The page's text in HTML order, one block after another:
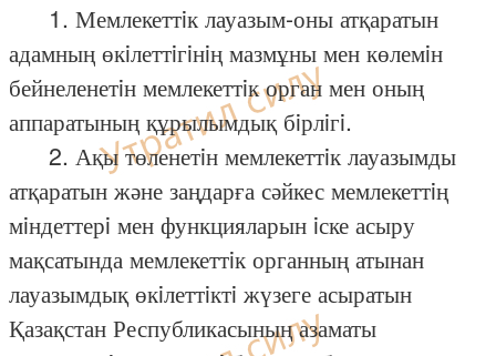
1. Мемлекеттiк лауазым-оны атқаратын
адамның өкiлеттiгiнiң мазмұны мен көлемiн
бейнеленетiн мемлекеттiк орган мен оның
аппаратының құрылымдық бiрлiгi.
2. Ақы төленетiн мемлекеттiк лауазымды
атқаратын және заңдарға сәйкес мемлекеттiң
мiндеттерi мен функцияларын iске асыру
мақсатында мемлекеттiк органның атынан
лауазымдық өкiлеттiктi жүзеге асыратын
Қазақстан Республикасының азаматы